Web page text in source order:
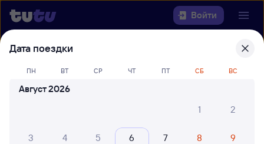
Войти
Выберите день, чтобы найти
билеты Чаны — Зима
22 года работаем для вас
Куда
Дата поездки
ПН ВТ СР ЧТ ПТ СБ ВС
Август 2026
1
2
3 4 5 6 7 8 9